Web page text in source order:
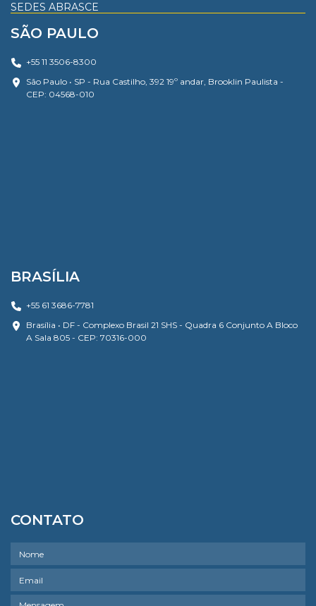
SEDES ABRASCE
SÃO PAULO
+55 11 3506-8300
São Paulo • SP - Rua Castilho, 392 19º andar, Brooklin Paulista -
CEP: 04568-010
BRASÍLIA
+55 61 3686-7781
Brasília • DF - Complexo Brasil 21 SHS - Quadra 6 Conjunto A Bloco
A Sala 805 - CEP: 70316-000
CONTATO